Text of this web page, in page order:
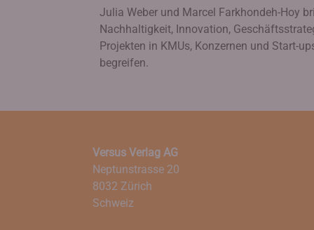
Julia Weber und Marcel Farkhondeh-Hoy
Nachhaltigkeit, Innovation,
Projekten in KMUs, Konzernen und Start-
begreifen.
Versus Verlag AG
Neptunstrasse 20
8032 Zürich
Schweiz